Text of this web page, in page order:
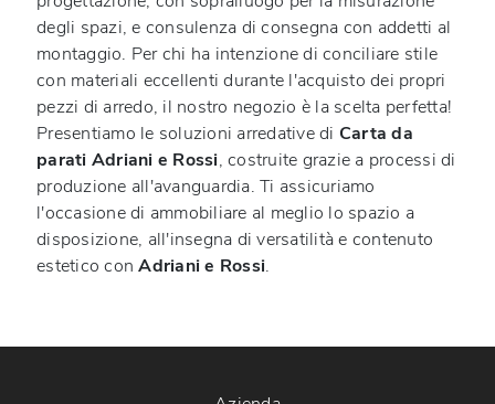
degli spazi, e consulenza di consegna con addetti al
montaggio. Per chi ha intenzione di conciliare stile
con materiali eccellenti durante l'acquisto dei propri
pezzi di arredo, il nostro negozio è la scelta perfetta!
Presentiamo le soluzioni arredative di Carta da
parati Adriani e Rossi, costruite grazie a processi di
produzione all'avanguardia. Ti assicuriamo
l'occasione di ammobiliare al meglio lo spazio a
disposizione, all'insegna di versatilità e contenuto
estetico conAdriani e Rossi.